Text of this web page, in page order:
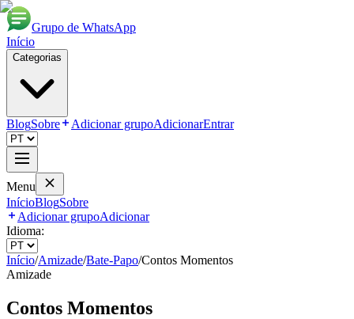
Grupo de WhatsApp
Início
Categorias
BlogSobre Adicionar grupoAdicionarEntrar
Menu
InícioBlogSobre
Adicionar grupoAdicionar
Idioma:
Início/Amizade/Bate-Papo/Contos Momentos
Amizade
Contos Momentos